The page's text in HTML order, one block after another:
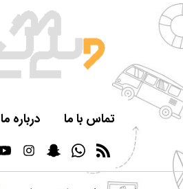
تماس با ما درباره ما